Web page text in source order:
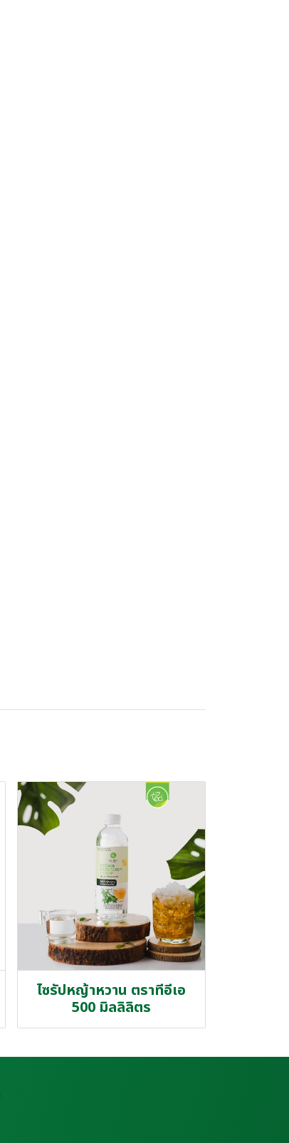
ไซรัปหญ้าหวาน ตราทีอีเอ
500 มิลลิลิตร